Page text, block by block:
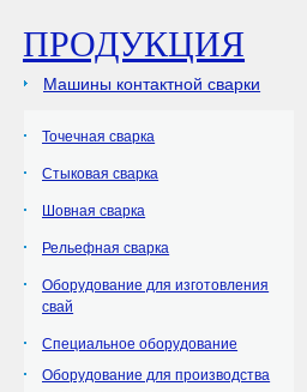
ПРОДУКЦИЯ
Машины контактной сварки
Точечная сварка
Стыковая сварка
Шовная сварка
Рельефная сварка
Оборудование для изготовления
свай
Специальное оборудование
Оборудование для производства